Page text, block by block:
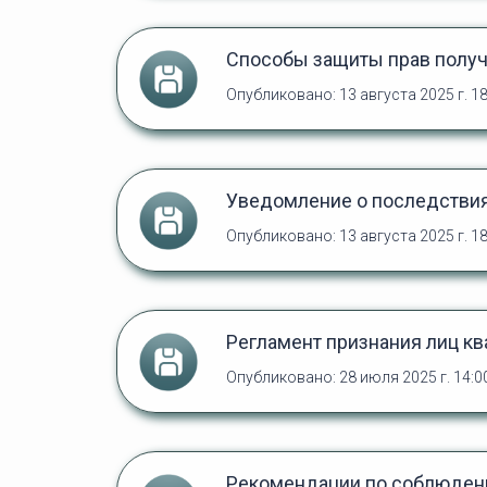
Способы защиты прав
Опубликовано: 13 августа 2025 г.
Уведомление о
Опубликовано: 13 августа 2025 г.
Регламент признания лиц
Опубликовано: 28 июля 2025 г.